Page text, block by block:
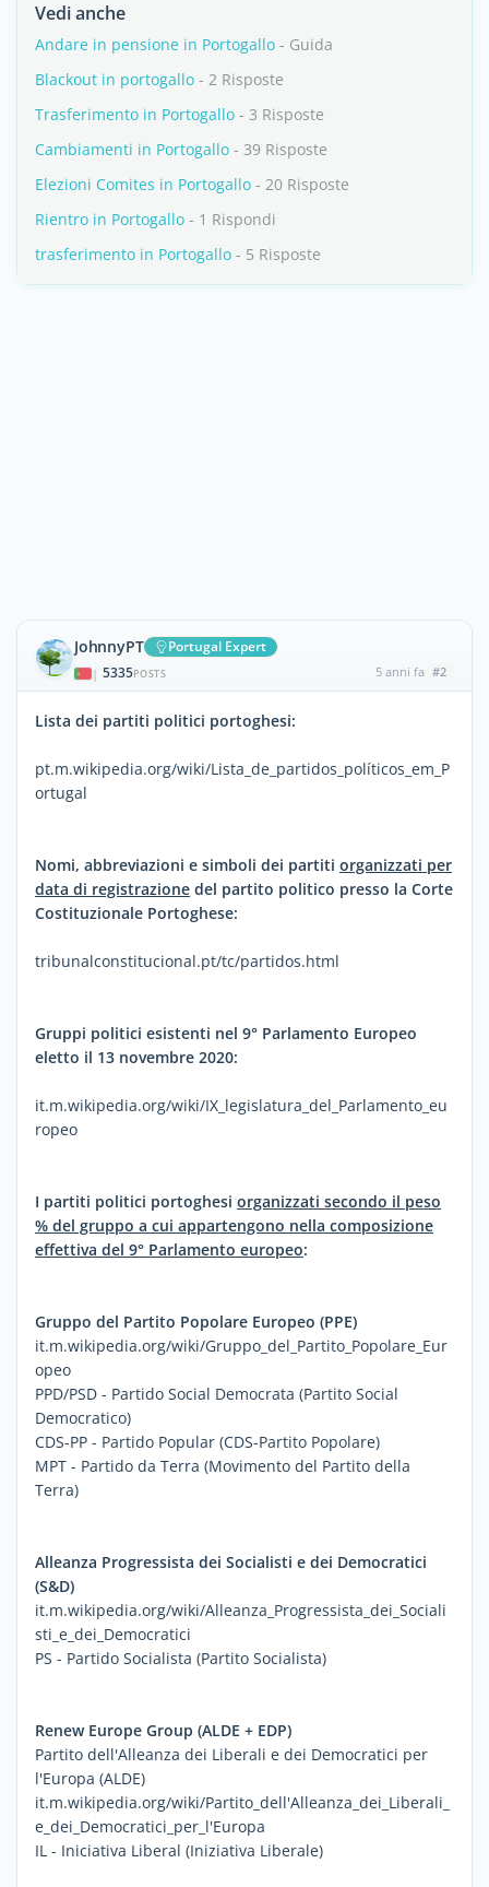
Vedi anche
Andare in pensione in Portogallo - Guida
Blackout in portogallo - 2 Risposte
Trasferimento in Portogallo - 3 Risposte
Cambiamenti in Portogallo - 39 Risposte
Elezioni Comites in Portogallo - 20 Risposte
Rientro in Portogallo - 1 Rispondi
trasferimento in Portogallo - 5 Risposte
JohnnyPT Portugal Expert
| 5335POSTS 5 anni fa #2
Lista dei partiti politici portoghesi:
pt.m.wikipedia.org/wiki/Lista_de_partidos_políticos_em_P
ortugal
Nomi, abbreviazioni e simboli dei partiti organizzati per
data di registrazione del partito politico presso la Corte
Costituzionale Portoghese:
tribunalconstitucional.pt/tc/partidos.html
Gruppi politici esistenti nel 9° Parlamento Europeo
eletto il 13 novembre 2020:
it.m.wikipedia.org/wiki/IX_legislatura_del_Parlamento_eu
ropeo
I partiti politici portoghesi organizzati secondo il peso
% del gruppo a cui appartengono nella composizione
effettiva del 9° Parlamento europeo:
Gruppo del Partito Popolare Europeo (PPE)
it.m.wikipedia.org/wiki/Gruppo_del_Partito_Popolare_Eur
opeo
PPD/PSD - Partido Social Democrata (Partito Social
Democratico)
CDS-PP - Partido Popular (CDS-Partito Popolare)
MPT - Partido da Terra (Movimento del Partito della
Terra)
Alleanza Progressista dei Socialisti e dei Democratici
(S&D)
it.m.wikipedia.org/wiki/Alleanza_Progressista_dei_Sociali
sti_e_dei_Democratici
PS - Partido Socialista (Partito Socialista)
Renew Europe Group (ALDE + EDP)
Partito dell'Alleanza dei Liberali e dei Democratici per
l'Europa (ALDE)
it.m.wikipedia.org/wiki/Partito_dell'Alleanza_dei_Liberali_
e_dei_Democratici_per_l'Europa
IL - Iniciativa Liberal (Iniziativa Liberale)